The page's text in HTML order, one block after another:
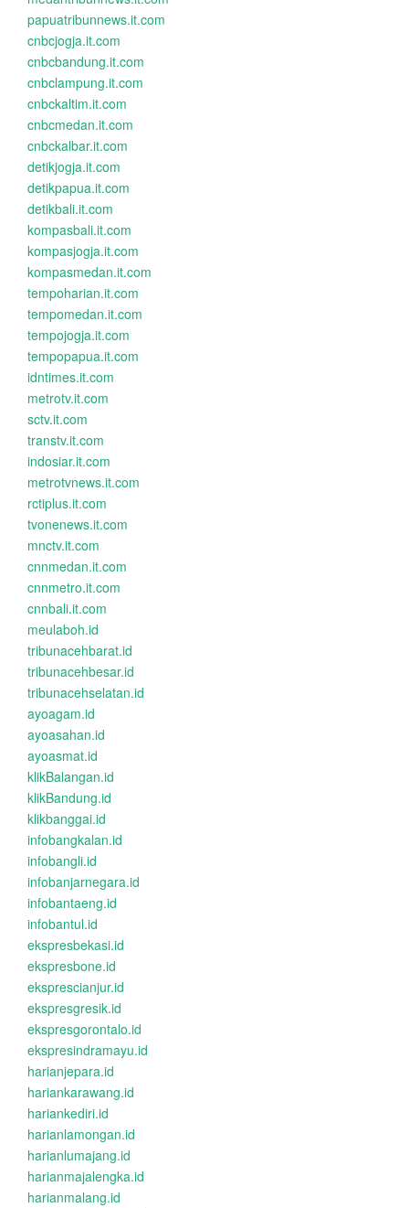
papuatribunnews.it.com
cnbcjogja.it.com
cnbcbandung.it.com
cnbclampung.it.com
cnbckaltim.it.com
cnbcmedan.it.com
cnbckalbar.it.com
detikjogja.it.com
detikpapua.it.com
detikbali.it.com
kompasbali.it.com
kompasjogja.it.com
kompasmedan.it.com
tempoharian.it.com
tempomedan.it.com
tempojogja.it.com
tempopapua.it.com
idntimes.it.com
metrotv.it.com
sctv.it.com
transtv.it.com
indosiar.it.com
metrotvnews.it.com
rctiplus.it.com
tvonenews.it.com
mnctv.it.com
cnnmedan.it.com
cnnmetro.it.com
cnnbali.it.com
meulaboh.id
tribunacehbarat.id
tribunacehbesar.id
tribunacehselatan.id
ayoagam.id
ayoasahan.id
ayoasmat.id
klikBalangan.id
klikBandung.id
klikbanggai.id
infobangkalan.id
infobangli.id
infobanjarnegara.id
infobantaeng.id
infobantul.id
ekspresbekasi.id
ekspresbone.id
eksprescianjur.id
ekspresgresik.id
ekspresgorontalo.id
ekspresindramayu.id
harianjepara.id
hariankarawang.id
hariankediri.id
harianlamongan.id
harianlumajang.id
harianmajalengka.id
harianmalang.id